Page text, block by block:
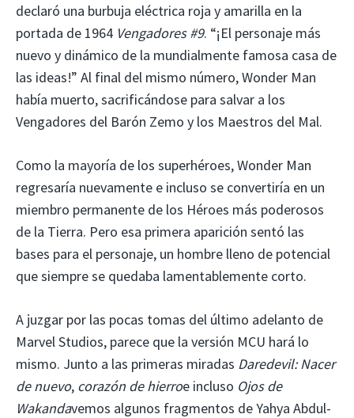
declaró una burbuja eléctrica roja y amarilla en la
portada de 1964 Vengadores #9. “¡El personaje más
nuevo y dinámico de la mundialmente famosa casa de
las ideas!” Al final del mismo número, Wonder Man
había muerto, sacrificándose para salvar a los
Vengadores del Barón Zemo y los Maestros del Mal.
Como la mayoría de los superhéroes, Wonder Man
regresaría nuevamente e incluso se convertiría en un
miembro permanente de los Héroes más poderosos
de la Tierra. Pero esa primera aparición sentó las
bases para el personaje, un hombre lleno de potencial
que siempre se quedaba lamentablemente corto.
A juzgar por las pocas tomas del último adelanto de
Marvel Studios, parece que la versión MCU hará lo
mismo. Junto a las primeras miradas Daredevil: Nacer
de nuevo, corazón de hierroe incluso Ojos de
Wakandavemos algunos fragmentos de Yahya Abdul-